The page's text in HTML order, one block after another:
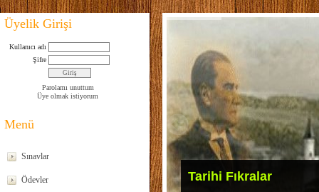
Üyelik Girişi
Kullanıcı adı
Şifre
Parolamı unuttum
Üye olmak istiyorum
Menü
Sınavlar
Ödevler Tarihi Fıkralar